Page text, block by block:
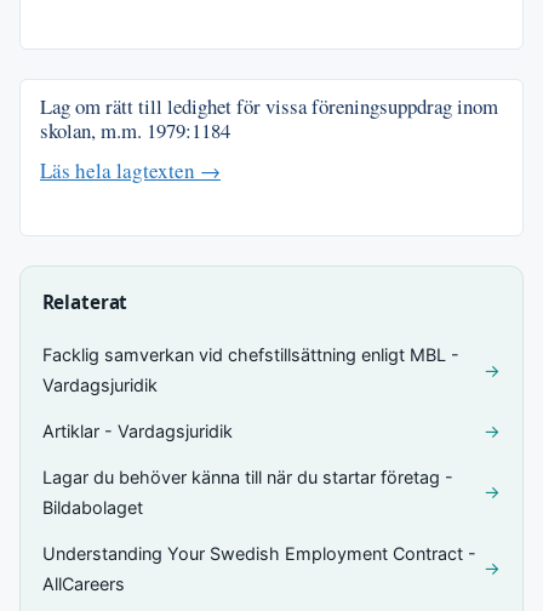
Lag om rätt till ledighet för vissa föreningsuppdrag inom
skolan, m.m. 1979:1184
Läs hela lagtexten →
Relaterat
Facklig samverkan vid chefstillsättning enligt MBL -
Vardagsjuridik
→
Artiklar - Vardagsjuridik →
Lagar du behöver känna till när du startar företag -
Bildabolaget
→
Understanding Your Swedish Employment Contract -
AllCareers
→